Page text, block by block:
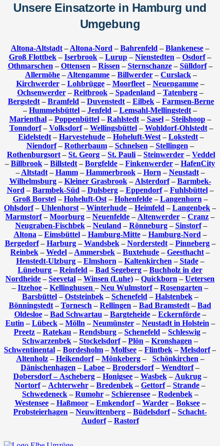
Unsere Einsatzorte in Hamburg und
Umgebung
Altona-Altstadt – Altona-Nord – Bahrenfeld – Blankenese –
Groß Flottbek – Iserbrook – Lurup – Nienstedten – Osdorf–
Othmarschen – Ottensen – Rissen – Sternschanze– Sülldorf–
Allermöhe – Altengamme – Billwerder – Curslack –
Kirchwerder– Lohbrügge– Moorfleet– Neuengamme–
Ochsenwerder– Reitbrook– Spadenland – Tatenberg–
Bergstedt – Bramfeld – Duvenstedt – Eilbek – Farmsen-Berne
– Hummelsbüttel – Jenfeld – Lemsahl-Mellingstedt –
Marienthal– Poppenbüttel– Rahlstedt– Sasel– Steilshoop–
Tonndorf– Volksdorf– Wellingsbüttel– Wohldorf-Ohlstedt–
Eidelstedt – Harvestehude – Hoheluft-West – Lokstedt –
Niendorf– Rotherbaum– Schnelsen – Stellingen –
Rothenburgsort – St. Georg – St. Pauli – Steinwerder – Veddel
– Billbrook – Billstedt – Borgfelde – Finkenwerder – HafenCity
– Altstadt– Hamm– Hammerbrook– Horn – Neustadt–
Wilhelmsburg– Kleiner Grasbrook– Alsterdorf– Barmbek-
Nord – Barmbek-Süd – Dulsberg– Eppendorf– Fuhlsbüttel–
Groß Borstel– Hoheluft-Ost– Hohenfelde– Langenhorn –
Ohlsdorf– Uhlenhorst – Winterhude – Heimfeld – Langenbek –
Marmstorf– Moorburg – Neuenfelde – Altenwerder – Cranz –
Neugraben-Fischbek– Neuland – Rönneburg– Sinstorf–
Altona – Eimsbüttel– Hamburg-Mitte– Hamburg-Nord –
Bergedorf– Harburg– Wandsbek– Norderstedt– Pinneberg–
Reinbek – Wedel – Ammersbek – Buxtehude – Geesthacht –
Henstedt-Ulzburg– Elmshorn – Kaltenkirchen – Stade–
Lüneburg – Reinfeld – Bad Segeberg – Buchholz in der
Nordheide – Seevetal – Winsen (Luhe) – Quickborn – Uetersen
– Itzehoe – Kellinghusen – Neu Wulmstorf– Rosengarten –
Barsbüttel– Oststeinbek– Schenefeld – Halstenbek–
Bönningstedt – Tornesch – Rellingen – Bad Bramstedt – Bad
Oldesloe– Bad Schwartau – Bargteheide– Eckernförde–
Eutin – Lübeck– Mölln – Neumünster– Neustadt in Holstein –
Preetz – Ratekau – Rendsburg – Schenefeld – Schleswig –
Schwarzenbek – Stockelsdorf– Plön – Kronshagen –
Schwentinental – Bordesholm – Molfsee – Flintbek – Melsdorf–
Altenholz– Heikendorf– Mönkeberg– Schönkirchen –
Dänischenhagen – Laboe – Brodersdorf– Wendtorf–
Dobersdorf – Ascheberg– Honigsee– Wasbek– Aukrug–
Nortorf– Achterwehr – Bredenbek – Gettorf– Strande –
Schwedeneck– Rumohr– Schierensee– Rodenbek–
Westensee– Haßmoor– Emkendorf– Warder– Boksee–
Probsteierhagen – Neuwittenberg – Büdelsdorf– Schacht-
Audorf– Rastorf